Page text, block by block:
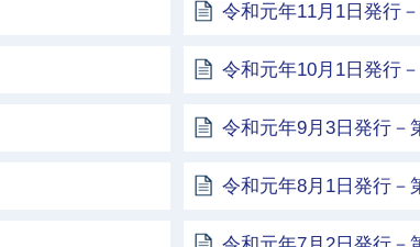
令和元年11月1日発行
令和元年10月1日発行
令和元年9月3日発行－
令和元年8月1日発行－